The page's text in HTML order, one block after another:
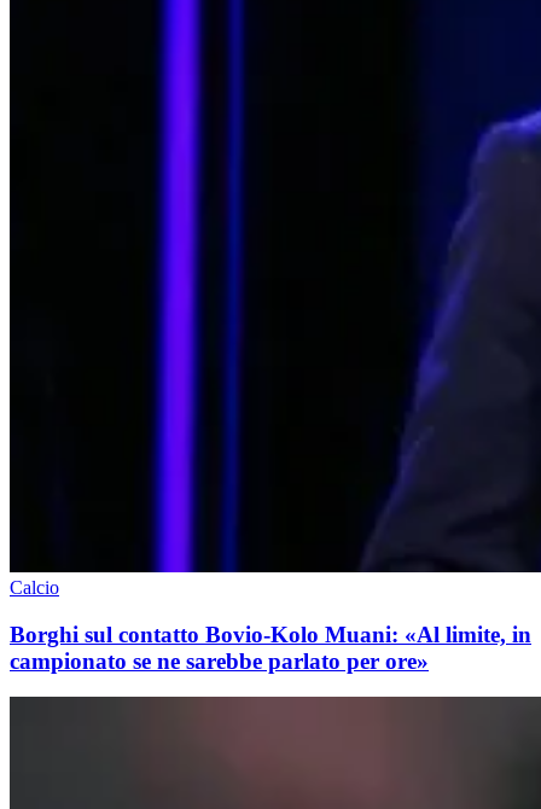
Calcio
Borghi sul contatto Bovio-Kolo Muani: «Al limite, in
campionato se ne sarebbe parlato per ore»